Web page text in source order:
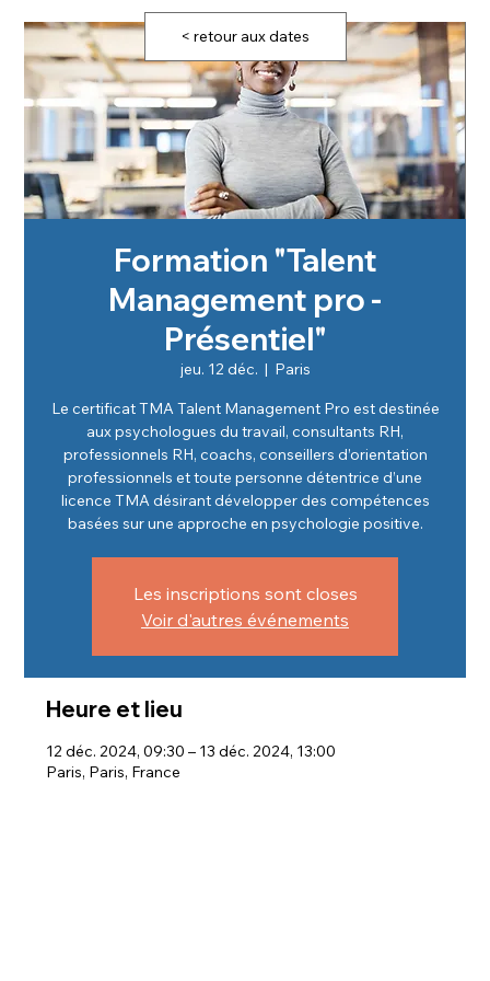
Formation "Talent
Management pro -
Présentiel"
jeu. 12 déc.
  |
Paris
Le certificat TMA Talent Management Pro est destinée
aux psychologues du travail, consultants RH,
professionnels RH, coachs, conseillers d’orientation
professionnels et toute personne détentrice d’une
licence TMA désirant développer des compétences
basées sur une approche en psychologie positive.
Les inscriptions sont closes
Voir d'autres événements
Heure et lieu
12 déc. 2024, 09:30 – 13 déc. 2024, 13:00
Paris, Paris, France
< retour aux dates